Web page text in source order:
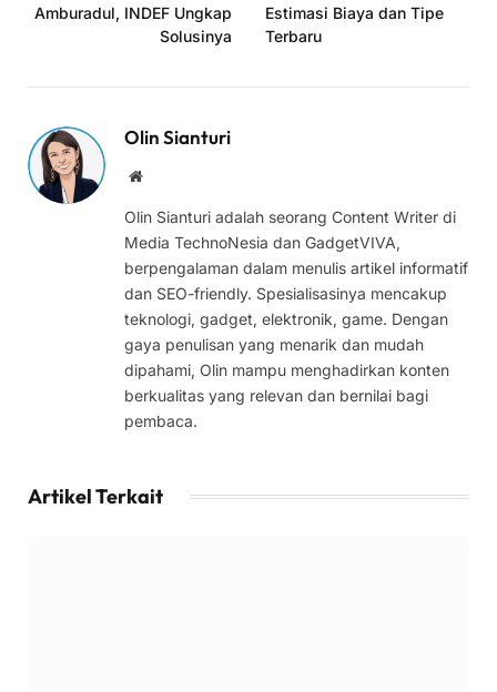
Amburadul, INDEF Ungkap
Solusinya
Estimasi Biaya dan Tipe
Terbaru
Olin Sianturi
Website
Olin Sianturi adalah seorang Content Writer di
Media TechnoNesia dan GadgetVIVA,
berpengalaman dalam menulis artikel informatif
dan SEO-friendly. Spesialisasinya mencakup
teknologi, gadget, elektronik, game. Dengan
gaya penulisan yang menarik dan mudah
dipahami, Olin mampu menghadirkan konten
berkualitas yang relevan dan bernilai bagi
pembaca.
Artikel Terkait